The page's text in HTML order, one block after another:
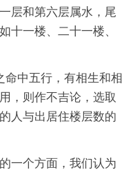
层和第六层属水，尾
十一楼、二十一楼、
命中五行，有相生和相
，则作不吉论，选取
人与出居住楼层数的
一个方面，我们认为